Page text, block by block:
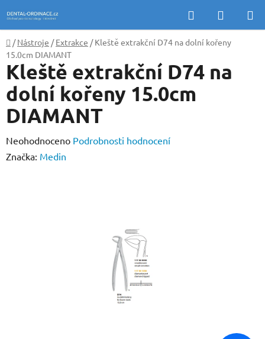
na
obsah
Hledat
KOŠÍK
Domů
/ Nástroje / Extrakce / Kleště extrakční D74 na dolní kořeny
15.0cm DIAMANT
Kleště extrakční D74 na
dolní kořeny 15.0cm
DIAMANT
Průměrné
hodnocení
Neohodnoceno Podrobnosti hodnocení
Značka: Medin